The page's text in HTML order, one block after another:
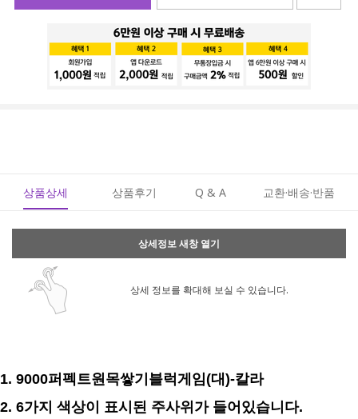
상품상세 상품후기 Q & A 교환·배송·반품
상세정보 새창 열기
상세 정보를 확대해 보실 수 있습니다.
1. 9000퍼펙트원목쌓기블럭게임(대)-칼라
2. 6가지 색상이 표시된 주사위가 들어있습니다.